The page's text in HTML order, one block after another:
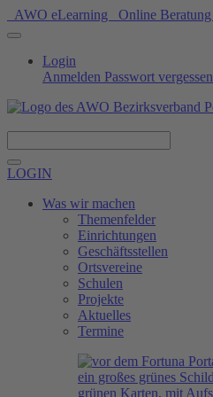
AWO eLearning Online Beratung
Login
Anmelden Passwort vergessen
LOGIN
Was wir machen
Themenfelder
Einrichtungen
Geschäftsstellen
Ortsvereine
Schulen
Projekte
Aktuelles
Termine